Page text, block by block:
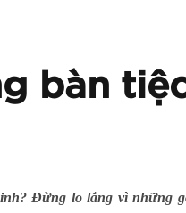
bàn
Đừng lo lắng vì những